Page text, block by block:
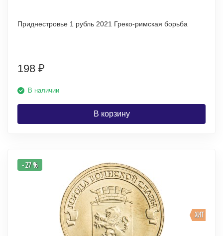
Приднестровье 1 рубль 2021 Греко-римская борьба
198 ₽
В наличии
В корзину
ХИТ
- 27 %